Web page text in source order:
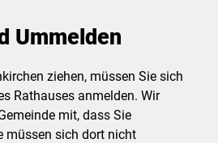
Ummelden
ziehen, müssen Sie sich
Rathauses anmelden. Wir
mit, dass Sie
müssen sich dort nicht